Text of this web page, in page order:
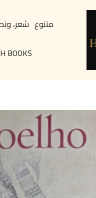
متنوع شعر،
BOOKS